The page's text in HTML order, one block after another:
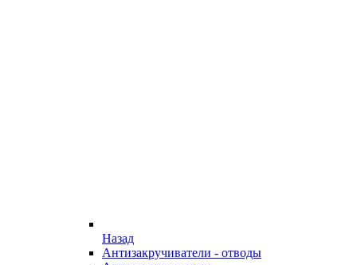
Назад
Антизакручиватели - отводы